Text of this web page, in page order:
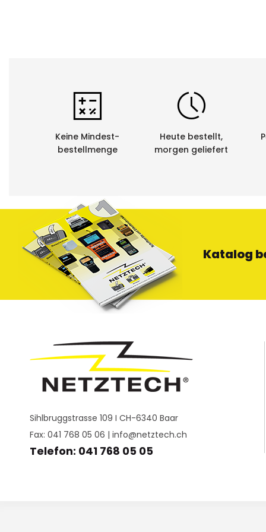
Keine Mindest-
bestellmenge
Heute bestellt,
morgen geliefert
Katalog
Sihlbruggstrasse 109 I CH-6340 Baar
Fax: 041 768 05 06 | info@netztech.ch
Telefon: 041 768 05 05